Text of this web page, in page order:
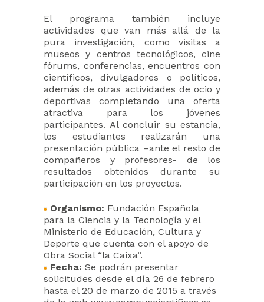
El programa también incluye
actividades que van más allá de la
pura investigación, como visitas a
museos y centros tecnológicos, cine
fórums, conferencias, encuentros con
científicos, divulgadores o políticos,
además de otras actividades de ocio y
deportivas completando una oferta
atractiva para los jóvenes
participantes. Al concluir su estancia,
los estudiantes realizarán una
presentación pública –ante el resto de
compañeros y profesores- de los
resultados obtenidos durante su
participación en los proyectos.
Organismo: Fundación Española
para la Ciencia y la Tecnología y el
Ministerio de Educación, Cultura y
Deporte que cuenta con el apoyo de
Obra Social “la Caixa”.
Fecha: Se podrán presentar
solicitudes desde el día 26 de febrero
hasta el 20 de marzo de 2015 a través